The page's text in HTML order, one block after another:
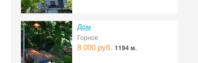
Дом
Горное
8 000 руб. 1194 м.